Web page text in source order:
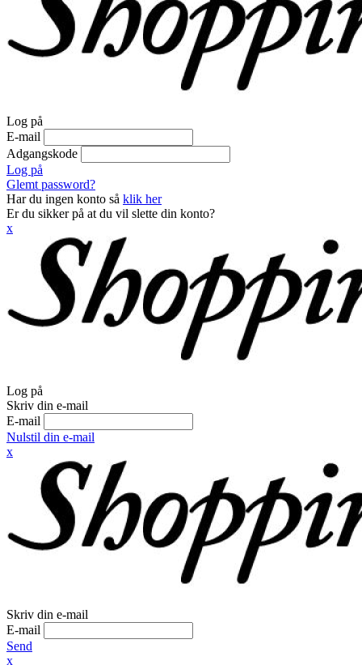
Log på
E-mail
Adgangskode
Log på
Glemt password?
Har du ingen konto så klik her
Er du sikker på at du vil slette din konto?
x
Log på
Skriv din e-mail
E-mail
Nulstil din e-mail
x
Skriv din e-mail
E-mail
Send
x